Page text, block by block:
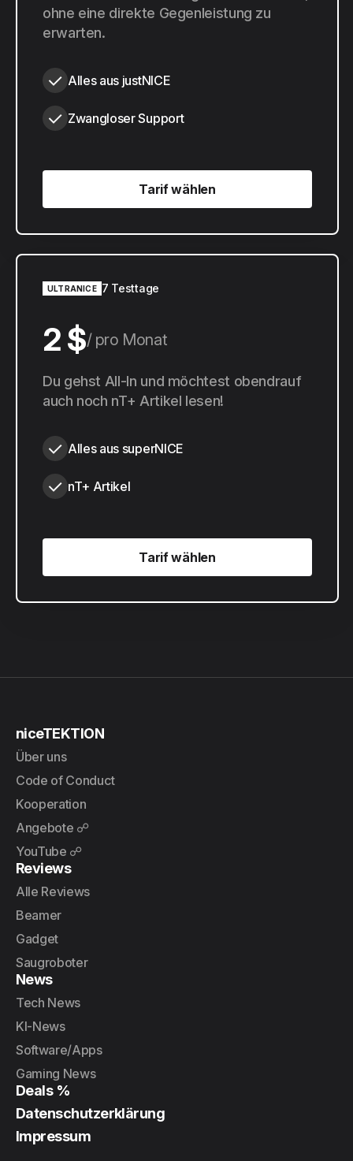
ohne eine direkte Gegenleistung zu
erwarten.
Alles aus justNICE
Zwangloser Support
Tarif wählen
Tarif wählen
ULTRANICE 7 Testtage
2 $ pro Monat
20 $ pro Jahr
Du gehst All-In und möchtest obendrauf
auch noch nT+ Artikel lesen!
Alles aus superNICE
nT+ Artikel
Tarif wählen
Tarif wählen
niceTEKTION
Über uns
Code of Conduct
Kooperation
Angebote ☍
YouTube ☍
Reviews
Alle Reviews
Beamer
Gadget
Saugroboter
News
Tech News
KI-News
Software/Apps
Gaming News
Deals %
Datenschutzerklärung
Impressum